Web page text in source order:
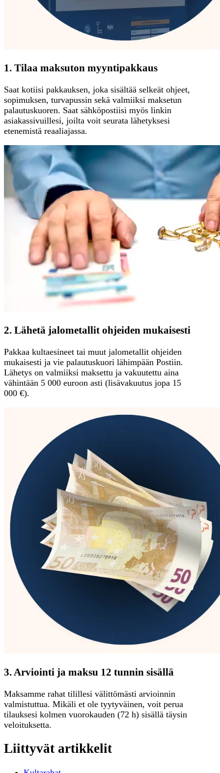
1. Tilaa maksuton myyntipakkaus
Saat kotiisi pakkauksen, joka sisältää selkeät ohjeet,
sopimuksen, turvapussin sekä valmiiksi maksetun
palautuskuoren. Saat sähköpostiisi myös linkin
asiakassivuillesi, joilta voit seurata lähetyksesi
etenemistä reaaliajassa.
2. Lähetä jalometallit ohjeiden mukaisesti
Pakkaa kultaesineet tai muut jalometallit ohjeiden
mukaisesti ja vie palautuskuori lähimpään Postiin.
Lähetys on valmiiksi maksettu ja vakuutettu aina
vähintään 5 000 euroon asti (lisävakuutus jopa 15
000 €).
3. Arviointi ja maksu 12 tunnin sisällä
Maksamme rahat tilillesi välittömästi arvioinnin
valmistuttua. Mikäli et ole tyytyväinen, voit perua
tilauksesi kolmen vuorokauden (72 h) sisällä täysin
veloituksetta.
Liittyvät artikkelit